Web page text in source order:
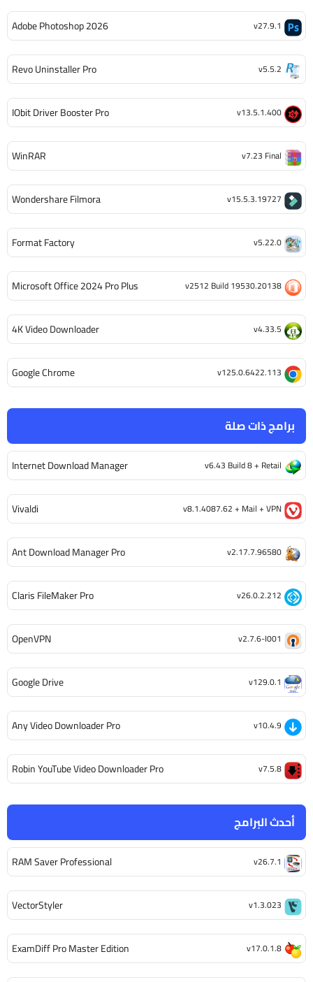
أحدث البرامج
RAM Saver Professional v26.7.1
VectorStyler v1.3.023
ExamDiff Pro Master Edition v17.0.1.8
برامج ذات صلة
Internet Download Manager v6.43 Build 8 + Retail
Vivaldi v8.1.4087.62 + Mail + VPN
Ant Download Manager Pro v2.17.7.96580
Claris FileMaker Pro v26.0.2.212
OpenVPN v2.7.6-I001
Google Drive v129.0.1
Any Video Downloader Pro v10.4.9
Robin YouTube Video Downloader Pro v7.5.8
Adobe Photoshop 2026 v27.9.1
Revo Uninstaller Pro v5.5.2
IObit Driver Booster Pro v13.5.1.400
WinRAR v7.23 Final
Wondershare Filmora v15.5.3.19727
Format Factory v5.22.0
Microsoft Office 2024 Pro Plus v2512 Build 19530.20138
4K Video Downloader v4.33.5
Google Chrome v125.0.6422.113